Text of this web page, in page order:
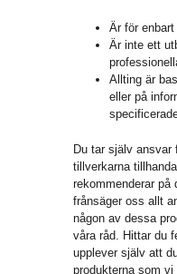
Är för
Är inte ett
Allting är
eller på
Du tar själv ansvar
tillverkarna
rekommenderar på
frånsäger oss allt
någon av dessa
våra råd. Hittar du
upplever själv att
produkterna som vi